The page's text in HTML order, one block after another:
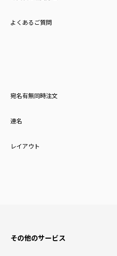
よくあるご質問
宛名有無同時注文
連名
レイアウト
その他のサービス